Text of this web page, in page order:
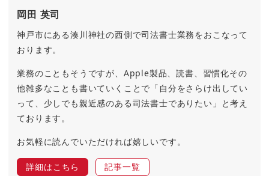
岡田 英司
神戸市にある湊川神社の西側で司法書士業務をおこなって
おります。
業務のこともそうですが、Apple製品、読書、習慣化その
他雑多なことも書いていくことで「自分をさらけ出してい
って、少しでも親近感のある司法書士でありたい」と考え
ております。
お気軽に読んでいただければ嬉しいです。
詳細はこちら 記事一覧